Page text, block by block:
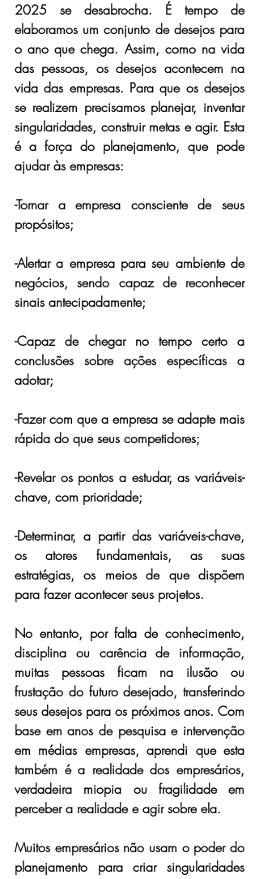
2025 se desabrocha. É tempo de
elaboramos um conjunto de desejos para
o ano que chega. Assim, como na vida
das pessoas, os desejos acontecem na
vida das empresas. Para que os desejos
se realizem precisamos planejar, inventar
singularidades, construir metas e agir. Esta
é a força do planejamento, que pode
ajudar às empresas:
-Tornar a empresa consciente de seus
propósitos;
-Alertar a empresa para seu ambiente de
negócios, sendo capaz de reconhecer
sinais antecipadamente;
-Capaz de chegar no tempo certo a
conclusões sobre ações específicas a
adotar;
-Fazer com que a empresa se adapte mais
rápida do que seus competidores;
-Revelar os pontos a estudar, as variáveis-
chave, com prioridade;
-Determinar, a partir das variáveis-chave,
os atores fundamentais, as suas
estratégias, os meios de que dispõem
para fazer acontecer seus projetos.
No entanto, por falta de conhecimento,
disciplina ou carência de informação,
muitas pessoas ficam na ilusão ou
frustação do futuro desejado, transferindo
seus desejos para os próximos anos. Com
base em anos de pesquisa e intervenção
em médias empresas, aprendi que esta
também é a realidade dos empresários,
verdadeira miopia ou fragilidade em
perceber a realidade e agir sobre ela.
Muitos empresários não usam o poder do
planejamento para criar singularidades